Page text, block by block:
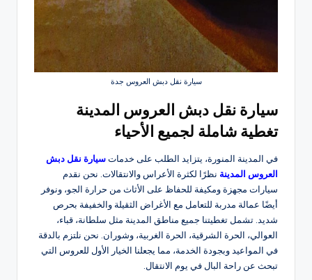
سيارة نقل دبش العروس جدة
سيارة نقل دبش العروس المدينة
تغطية شاملة لجميع الأحياء
في المدينة المنورة، يتزايد الطلب على خدماتسيارة نقل دبش
العروس المدينة نظرًا لكثرة الأعراس والانتقالات. نحن نقدم
سيارات مجهزة ومكيفة للحفاظ على الأثاث من حرارة الجو، ونوفر
أيضًا عمالة مدربة للتعامل مع الأغراض الثقيلة والخفيفة بحرص
شديد. تشمل تغطيتنا جميع مناطق المدينة مثل سلطانة، قباء،
العوالي، الحرة الشرقية، الحرة الغربية، وشوران. نحن نلتزم بالدقة
في المواعيد وبجودة الخدمة، مما يجعلنا الخيار الأول للعروس التي
تبحث عن راحة البال في يوم الانتقال.